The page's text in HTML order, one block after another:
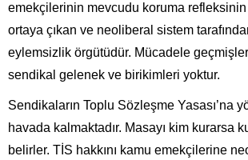
emekçilerinin mevcudu koruma
ortaya çıkan ve neoliberal sistem
eylemsizlik örgütüdür. Mücadele
sendikal gelenek ve birikimleri yoktur.
Sendikaların Toplu Sözleşme Yasası’na
havada kalmaktadır. Masayı kim kurarsa
belirler. TİS hakkını kamu emekçilerine